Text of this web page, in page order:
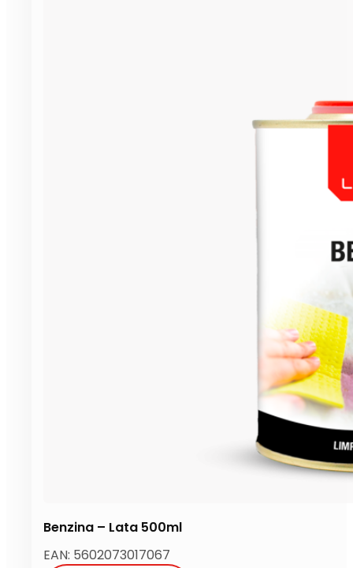
Benzina – Lata 500ml
EAN: 5602073017067